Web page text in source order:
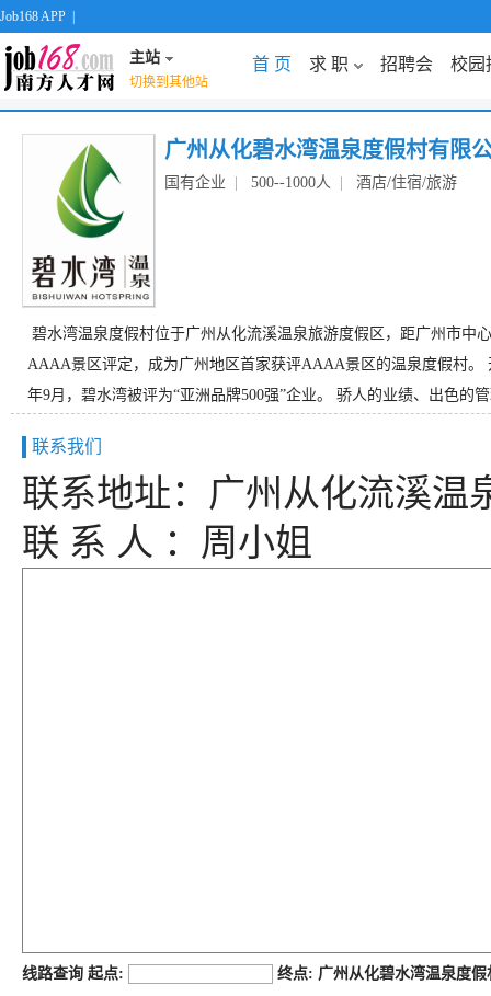
Job168 APP
主站
切换到其他站
首 页 求 职 招聘会 校园
广州从化碧水湾温泉度假村有限
国有企业 500--1000人 酒店/住宿/旅游
碧水湾温泉度假村位于广州从化流溪温泉旅游度假区，距广州市中
AAAA景区评定，成为广州地区首家获评AAAA景区的温泉度假村。
年9月，碧水湾被评为“亚洲品牌500强”企业。 骄人的业绩、出色
联系我们
联系地址：广州从化流溪温
联 系 人 ：周小姐
线路查询 起点: 终点: 广州从化碧水湾温泉度